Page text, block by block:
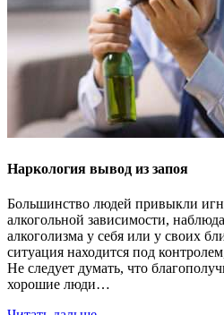
Наркология вывод из запоя
Большинство людей привыкли
алкогольной зависимости,
алкоголизма у себя или у своих
ситуация находится под
Не следует думать, что
хорошие люди…